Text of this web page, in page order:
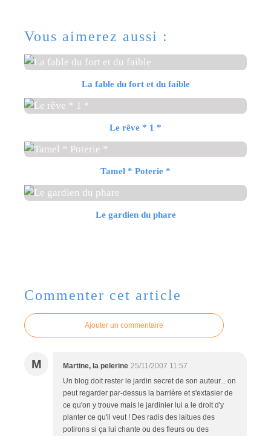
Vous aimerez aussi :
La fable du fort et du faible
Le rêve * 1 *
Tamel * Poterie *
Le gardien du phare
Commenter cet article
Ajouter un commentaire
M Martine, la pelerine 25/11/2007 11:57
Un blog doit rester le jardin secret de son auteur... on
peut regarder par-dessus la barrière et s'extasier de
ce qu'on y trouve mais le jardinier lui a le droit d'y
planter ce qu'il veut ! Des radis des laitues des
potirons si ça lui chante ou des fleurs ou des